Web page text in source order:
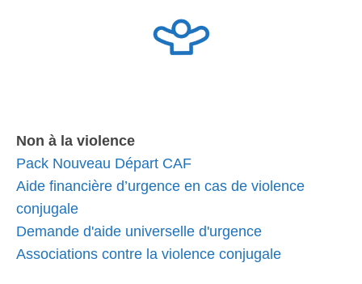
Non à la violence
Pack Nouveau Départ CAF
Aide financière d’urgence en cas de violence
conjugale
Demande d'aide universelle d'urgence
Associations contre la violence conjugale